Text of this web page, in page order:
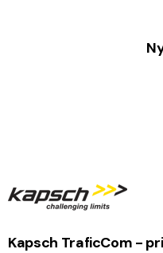
Kapsch TraficCom -